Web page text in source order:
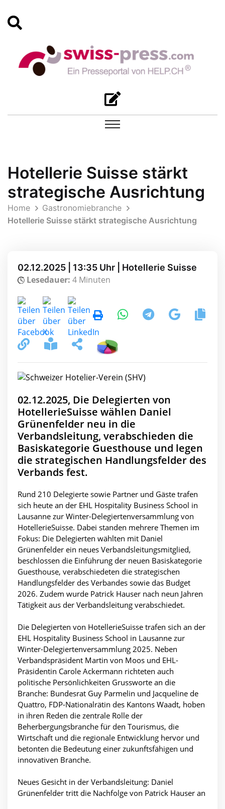
Hotellerie Suisse stärkt
strategische Ausrichtung
Home
Gastronomiebranche
Hotellerie Suisse stärkt strategische Ausrichtung
02.12.2025 | 13:35 Uhr | Hotellerie Suisse
Lesedauer: 4 Minuten
02.12.2025, Die Delegierten von
HotellerieSuisse wählen Daniel
Grünenfelder neu in die
Verbandsleitung, verabschieden die
Basiskategorie Guesthouse und legen
die strategischen Handlungsfelder des
Verbands fest.
Rund 210 Delegierte sowie Partner und Gäste trafen
sich heute an der EHL Hospitality Business School in
Lausanne zur Winter-Delegiertenversammlung von
HotellerieSuisse. Dabei standen mehrere Themen im
Fokus: Die Delegierten wählten mit Daniel
Grünenfelder ein neues Verbandsleitungsmitglied,
beschlossen die Einführung der neuen Basiskategorie
Guesthouse, verabschiedeten die strategischen
Handlungsfelder des Verbandes sowie das Budget
2026. Zudem wurde Patrick Hauser nach neun Jahren
Tätigkeit aus der Verbandsleitung verabschiedet.
Die Delegierten von HotellerieSuisse trafen sich an der
EHL Hospitality Business School in Lausanne zur
Winter-Delegiertenversammlung 2025. Neben
Verbandspräsident Martin von Moos und EHL-
Präsidentin Carole Ackermann richteten auch
politische Persönlichkeiten Grussworte an die
Branche: Bundesrat Guy Parmelin und Jacqueline de
Quattro, FDP-Nationalrätin des Kantons Waadt, hoben
in ihren Reden die zentrale Rolle der
Beherbergungsbranche für den Tourismus, die
Wirtschaft und die regionale Entwicklung hervor und
betonten die Bedeutung einer zukunftsfähigen und
innovativen Branche.
Neues Gesicht in der Verbandsleitung: Daniel
Grünenfelder tritt die Nachfolge von Patrick Hauser an